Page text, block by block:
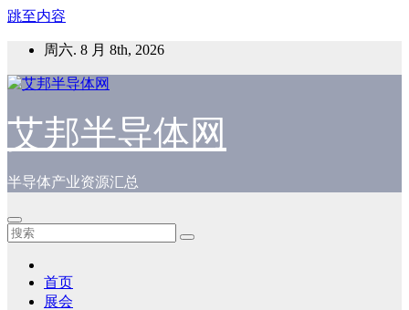
跳至内容
周六. 8 月 8th, 2026
艾邦半导体网
半导体产业资源汇总
首页
展会